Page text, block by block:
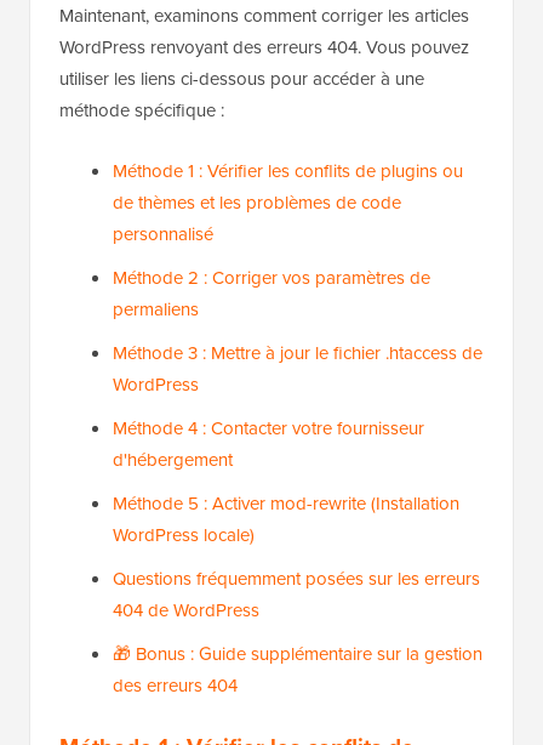
Maintenant, examinons comment corriger les articles
WordPress renvoyant des erreurs 404. Vous pouvez
utiliser les liens ci-dessous pour accéder à une
méthode spécifique :
Méthode 1 : Vérifier les conflits de plugins ou
de thèmes et les problèmes de code
personnalisé
Méthode 2 : Corriger vos paramètres de
permaliens
Méthode 3 : Mettre à jour le fichier .htaccess de
WordPress
Méthode 4 : Contacter votre fournisseur
d'hébergement
Méthode 5 : Activer mod-rewrite (Installation
WordPress locale)
Questions fréquemment posées sur les erreurs
404 de WordPress
🎁 Bonus : Guide supplémentaire sur la gestion
des erreurs 404